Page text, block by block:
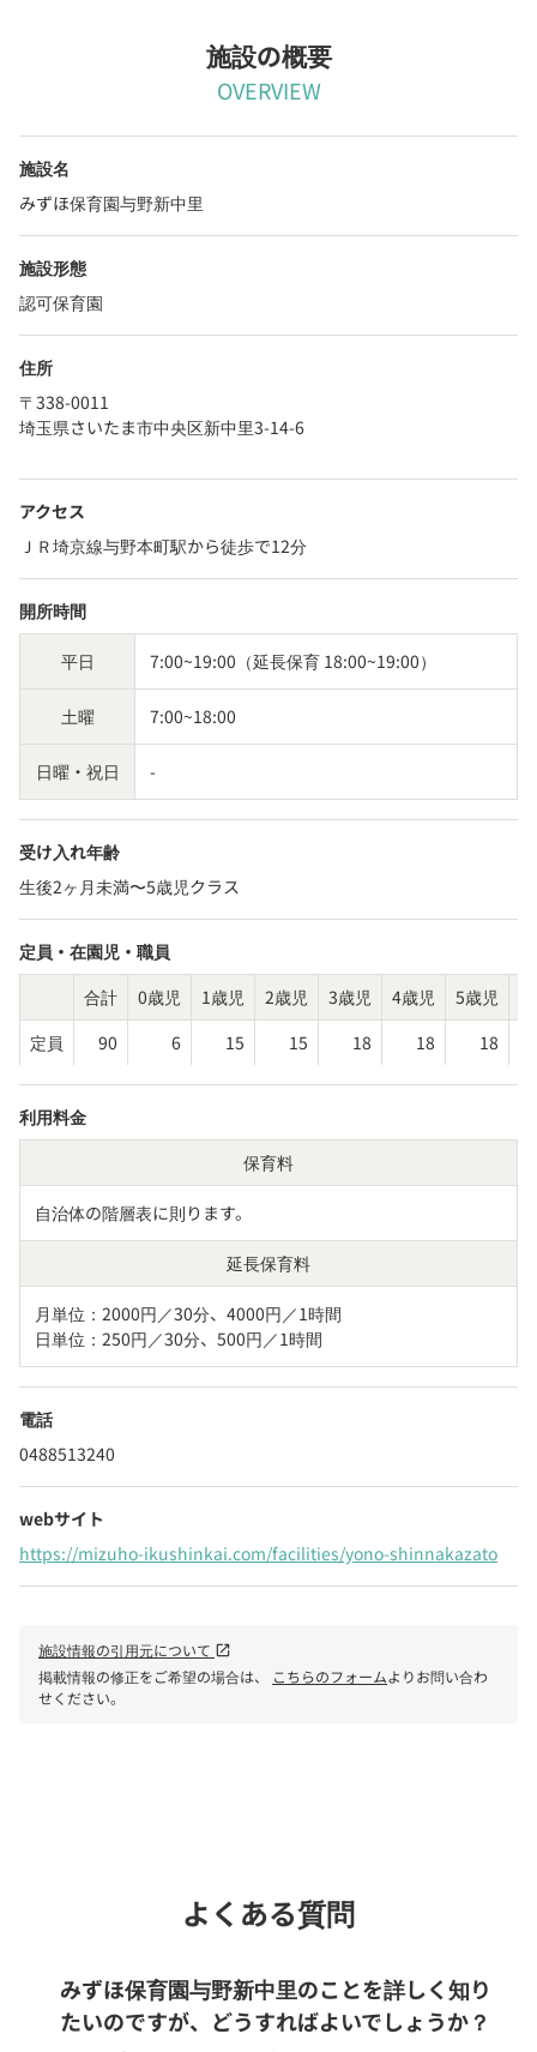
施設の概要
OVERVIEW
施設名
みずほ保育園与野新中里
施設形態
認可保育園
住所
〒338-0011
埼玉県さいたま市中央区新中里3-14-6
アクセス
ＪＲ埼京線与野本町駅から徒歩で12分
開所時間
平日 7:00~19:00（延長保育 18:00~19:00）
土曜 7:00~18:00
日曜・祝日 -
受け入れ年齢
生後2ヶ月未満〜5歳児クラス
定員・在園児・職員
合計
0歳児 1歳児 2歳児 3歳児 4歳児 5歳児
定員
90 6 15 15 18 18 18
利用料金
保育料
自治体の階層表に則ります。
延長保育料
月単位：2000円／30分、4000円／1時間
日単位：250円／30分、500円／1時間
電話
0488513240
webサイト
https://mizuho-ikushinkai.com/facilities/yono-shinnakazato
施設情報の引用元について open_in_new
掲載情報の修正をご希望の場合は、 こちらのフォームよりお問い合わ
せください。
よくある質問
みずほ保育園与野新中里のことを詳しく知り
たいのですが、どうすればよいでしょうか？